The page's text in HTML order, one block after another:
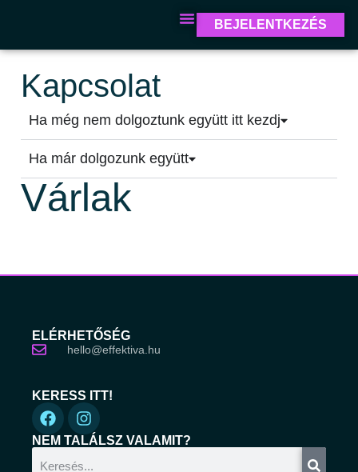
BEJELENTKEZÉS
Kapcsolat
Ha még nem dolgoztunk együtt itt kezdj
Ha már dolgozunk együtt
Várlak
ELÉRHETŐSÉG
hello@effektiva.hu
KERESS ITT!
NEM TALÁLSZ VALAMIT?